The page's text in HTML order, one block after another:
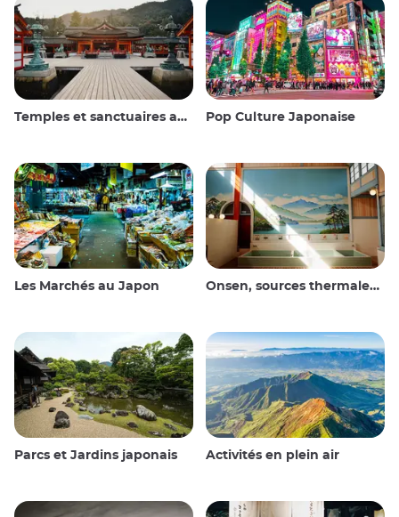
Temples et sanctuaires au Japon Pop Culture Japonaise
Les Marchés au Japon Onsen, sources thermales et bains publics
Parcs et Jardins japonais Activités en plein air